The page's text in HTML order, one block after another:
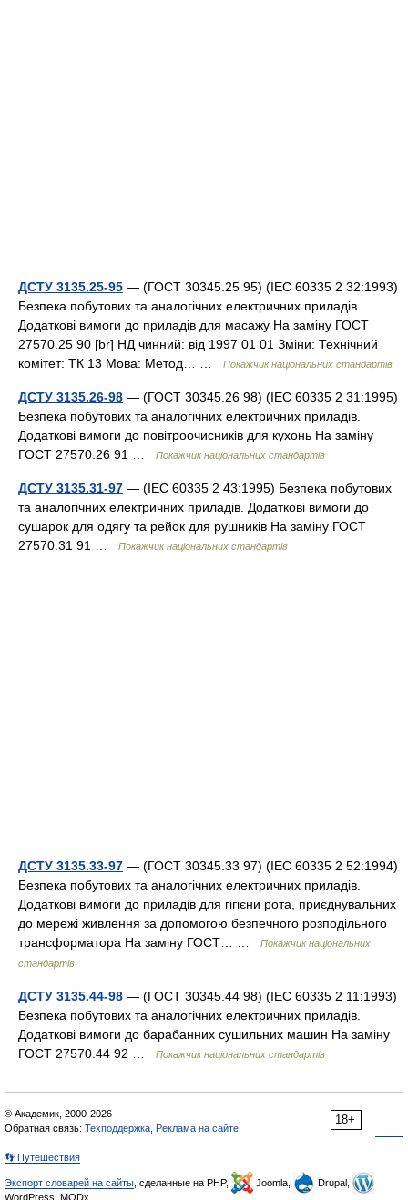
ДСТУ 3135.25-95 — (ГОСТ 30345.25 95) (IEC 60335 2 32:1993)
Безпека побутових та аналогічних електричних приладів.
Додаткові вимоги до приладів для масажу На заміну ГОСТ
27570.25 90 [br] НД чинний: від 1997 01 01 Зміни: Технічний
комітет: ТК 13 Мова: Метод… …
Покажчик національних стандартів
ДСТУ 3135.26-98 — (ГОСТ 30345.26 98) (IEC 60335 2 31:1995)
Безпека побутових та аналогічних електричних приладів.
Додаткові вимоги до повітроочисників для кухонь На заміну
ГОСТ 27570.26 91 …
Покажчик національних стандартів
ДСТУ 3135.31-97 — (IEC 60335 2 43:1995) Безпека побутових
та аналогічних електричних приладів. Додаткові вимоги до
сушарок для одягу та рейок для рушників На заміну ГОСТ
27570.31 91 …
Покажчик національних стандартів
ДСТУ 3135.33-97 — (ГОСТ 30345.33 97) (IEC 60335 2 52:1994)
Безпека побутових та аналогічних електричних приладів.
Додаткові вимоги до приладів для гігієни рота, приєднувальних
до мережі живлення за допомогою безпечного розподільного
трансформатора На заміну ГОСТ… …
Покажчик національних
стандартів
ДСТУ 3135.44-98 — (ГОСТ 30345.44 98) (IEC 60335 2 11:1993)
Безпека побутових та аналогічних електричних приладів.
Додаткові вимоги до барабанних сушильних машин На заміну
ГОСТ 27570.44 92 …
Покажчик національних стандартів
18+
© Академик, 2000-2026
Обратная связь: Техподдержка Реклама на сайте
👣 Путешествия
Экспорт словарей на сайты , сделанные на PHP, Joomla,
Drupal,
WordPress, MODx.